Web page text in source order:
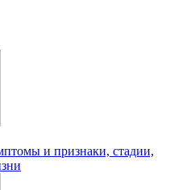
и признаки, стадии,